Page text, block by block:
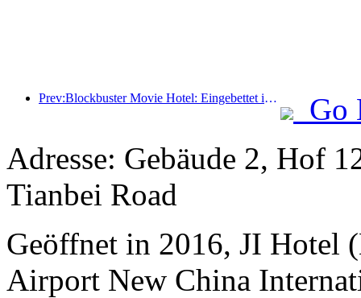
Prev:Blockbuster Movie Hotel: Eingebettet in eine Reise aus Licht und Schatten definiert Blockbuster Movie Hotel ein neues Reiseerlebnis
Go
Adresse: Gebäude 2, Hof
Tianbei Road
Geöffnet in 2016, JI Hotel
Airport New China